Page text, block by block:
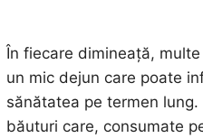
În fiecare dimineață,
un mic dejun care poate
sănătatea pe termen
băuturi care, consumate